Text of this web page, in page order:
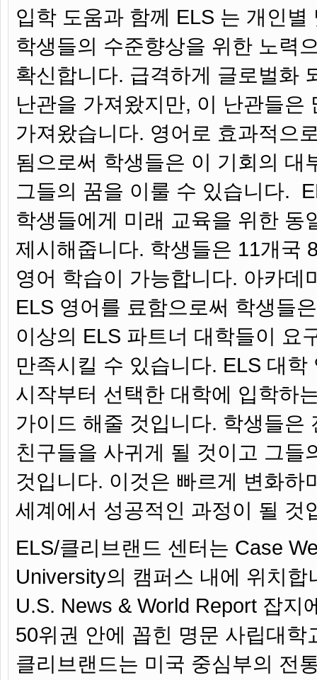
입학 도움과 함께 ELS 는 개인별
학생들의 수준향상을 위한 노력
확신합니다. 급격하게 글로벌화
난관을 가져왔지만, 이 난관들은
가져왔습니다. 영어로 효과적으
됨으로써 학생들은 이 기회의 대
그들의 꿈을 이룰 수 있습니다.
학생들에게 미래 교육을 위한 동
제시해줍니다. 학생들은 11개국
영어 학습이 가능합니다. 아카데
ELS 영어를 료함으로써 학생들
이상의 ELS 파트너 대학들이 요
만족시킬 수 있습니다. ELS 대학
시작부터 선택한 대학에 입학하
가이드 해줄 것입니다. 학생들은
친구들을 사귀게 될 것이고 그들
것입니다. 이것은 빠르게 변화하
세계에서 성공적인 과정이 될 것
ELS/클리브랜드 센터는 Case
University의 캠퍼스 내에 위치합
U.S. News & World Report 잡지
50위권 안에 꼽힌 명문 사립대학
클리브랜드는 미국 중심부의 전